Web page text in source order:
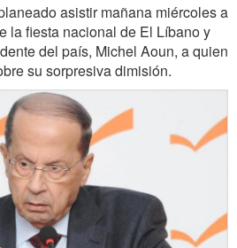
asistir mañana miércoles a
la fiesta nacional de El Líbano y
del país, Michel Aoun, a quien
su sorpresiva dimisión.